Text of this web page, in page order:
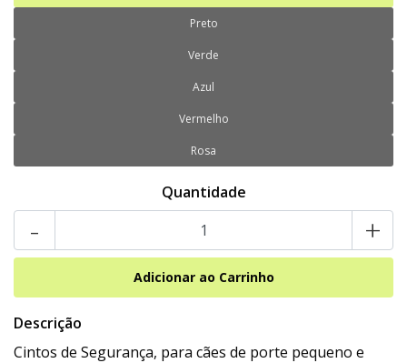
Preto
Verde
Azul
Vermelho
Rosa
Quantidade
- +
Descrição
Cintos de Segurança, para cães de porte pequeno e